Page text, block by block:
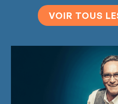
VOIR TOUS